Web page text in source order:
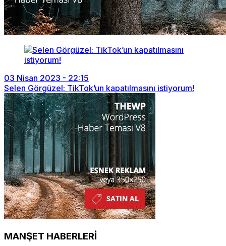
03 Nisan 2023 - 22:15
Selen Görgüzel: TikTok’un kapatılmasını istiyorum!
MANŞET HABERLERİ